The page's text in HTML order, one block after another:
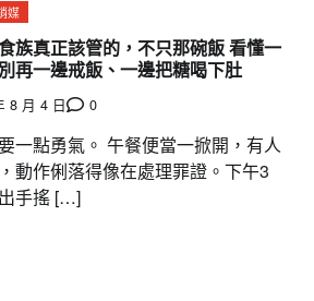
媒
族真正該管的，不只那碗飯 看懂一
再一邊戒飯、一邊把糖喝下肚
8 月 4 日 0
一點勇氣。 午餐便當一掀開，有人
動作俐落得像在處理罪證。下午3
手搖 […]